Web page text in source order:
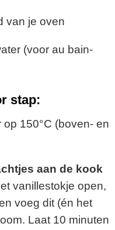
van je oven
(voor au bain-
stap:
op 150°C (boven- en
aan de kook
vanillestokje open,
voeg dit (én het
Laat 10 minuten